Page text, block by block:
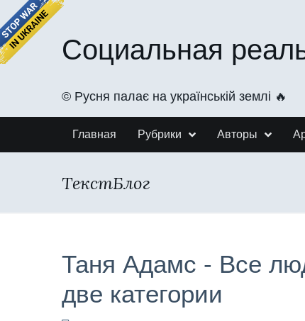
Социальная
©️ Русня палає на українській землі 🔥
Главная Рубрики Авторы
ТекстБлог
Таня Адамс - Все
две категории